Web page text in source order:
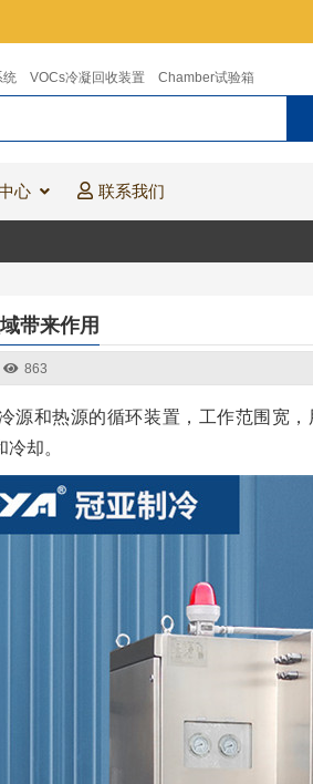
统 VOCs冷凝回收装置 Chamber试验箱
心 联系我们
带来作用
863
源和热源的循环装置，工作范围宽
却。